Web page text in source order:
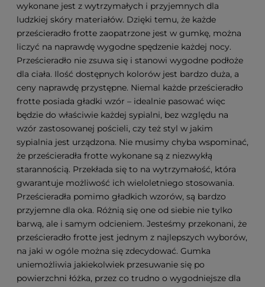
wykonane jest z wytrzymałych i przyjemnych dla
ludzkiej skóry materiałów. Dzięki temu, że każde
prześcieradło frotte zaopatrzone jest w gumkę, można
liczyć na naprawdę wygodne spędzenie każdej nocy.
Prześcieradło nie zsuwa się i stanowi wygodne podłoże
dla ciała. Ilość dostępnych kolorów jest bardzo duża, a
ceny naprawdę przystępne. Niemal każde prześcieradło
frotte posiada gładki wzór – idealnie pasować więc
będzie do właściwie każdej sypialni, bez względu na
wzór zastosowanej pościeli, czy też styl w jakim
sypialnia jest urządzona. Nie musimy chyba wspominać,
że prześcieradła frotte wykonane są z niezwykłą
starannością. Przekłada się to na wytrzymałość, która
gwarantuje możliwość ich wieloletniego stosowania.
Prześcieradła pomimo gładkich wzorów, są bardzo
przyjemne dla oka. Różnią się one od siebie nie tylko
barwą, ale i samym odcieniem. Jesteśmy przekonani, że
prześcieradło frotte jest jednym z najlepszych wyborów,
na jaki w ogóle można się zdecydować. Gumka
uniemożliwia jakiekolwiek przesuwanie się po
powierzchni łóżka, przez co trudno o wygodniejsze dla